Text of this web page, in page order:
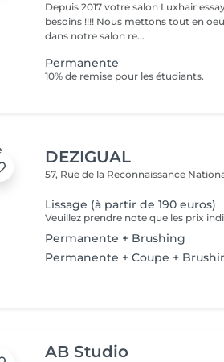
Depuis 2017 votre salon Luxhair
besoins !!!! Nous mettons tout en oeuvre pour que votre passage
dans notre salon re...
Permanente
10% de remise pour les étudiants.
DEZIGUAL
57, Rue de la Reconnaissance
Lissage (à partir de 190 euros)
Permanente + Brushing
Permanente + Coupe +
AB Studio